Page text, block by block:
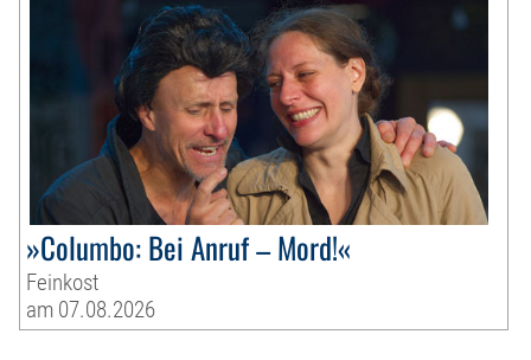
»Columbo: Bei Anruf – Mord!«
Feinkost
am 07.08.2026